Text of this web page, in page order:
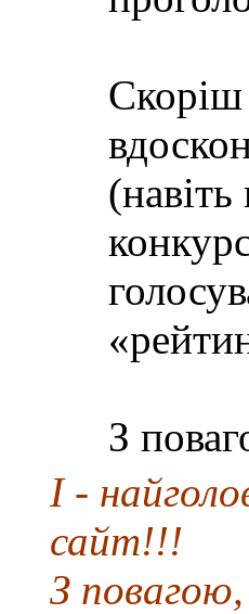
Скоріш
З
І -
сайт!!!
З повагою,